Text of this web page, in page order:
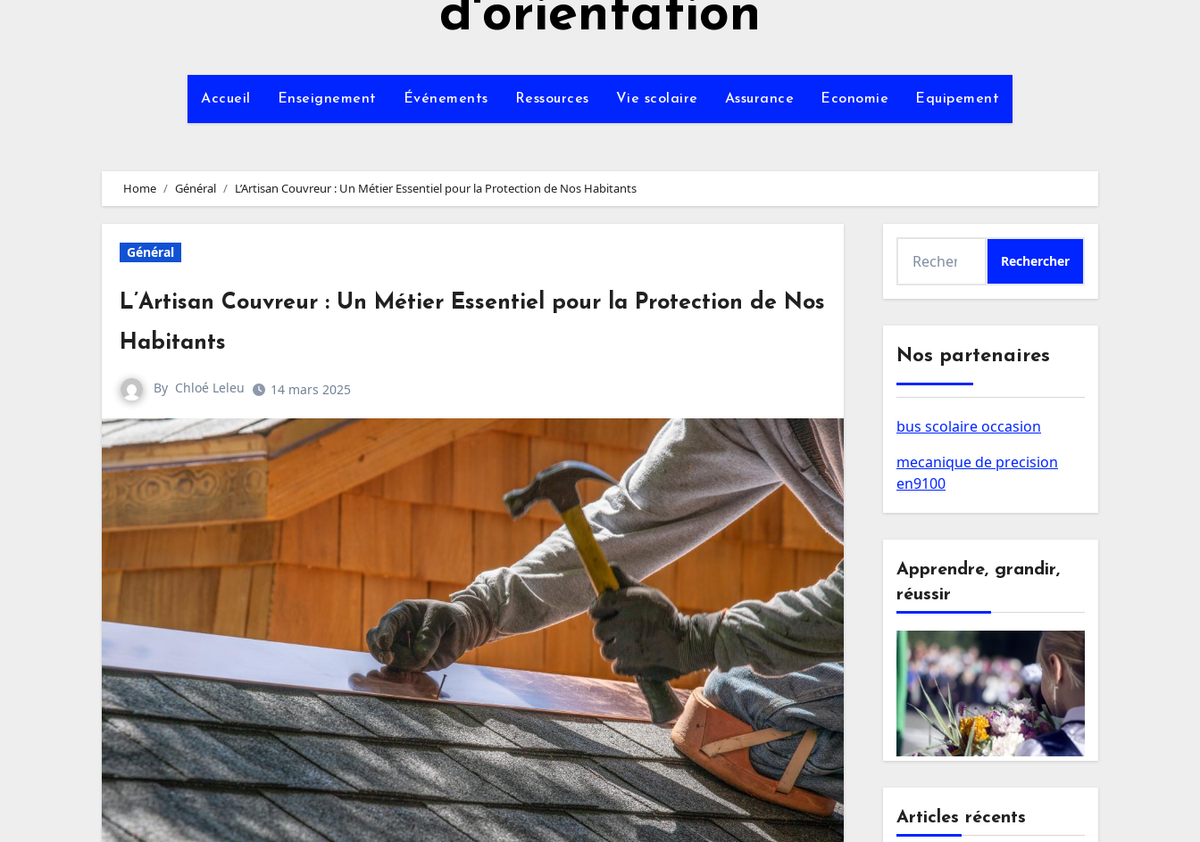
d'orientation
Accueil Enseignement Événements Ressources Vie scolaire Assurance Economie Equipement
Home Général L’Artisan Couvreur : Un Métier Essentiel pour la Protection de Nos Habitants
Général
L’Artisan Couvreur : Un Métier Essentiel pour la Protection de Nos
Habitants
By Chloé Leleu 14 mars 2025
Nos partenaires
bus scolaire occasion
mecanique de precision
en9100
Apprendre, grandir,
réussir
Articles récents